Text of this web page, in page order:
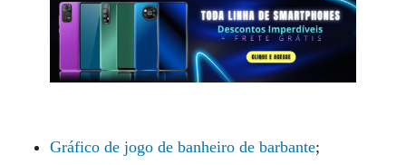
Gráfico de jogo de banheiro de barbante;